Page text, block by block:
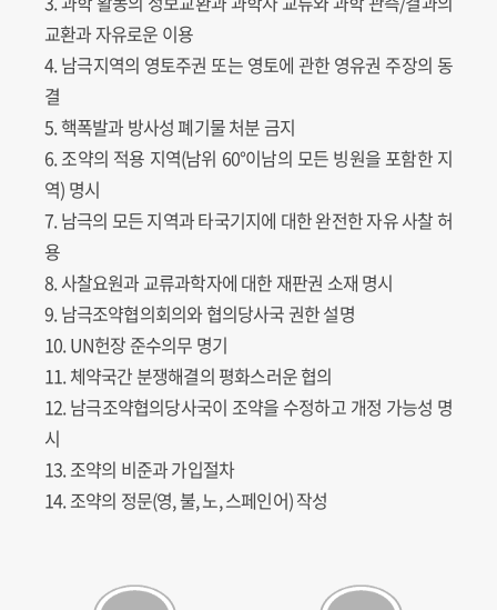
교환과 자유로운 이용
4. 남극지역의 영토주권 또는 영토에 관한 영유권 주장의 동
결
5. 핵폭발과 방사성 폐기물 처분 금지
6. 조약의 적용 지역(남위 60°이남의 모든 빙원을 포함한 지
역) 명시
7. 남극의 모든 지역과 타국기지에 대한 완전한 자유 사찰 허
용
8. 사찰요원과 교류과학자에 대한 재판권 소재 명시
9. 남극조약협의회의와 협의당사국 권한 설명
10. UN헌장 준수의무 명기
11. 체약국간 분쟁해결의 평화스러운 협의
12. 남극조약협의당사국이 조약을 수정하고 개정 가능성 명
시
13. 조약의 비준과 가입절차
14. 조약의 정문(영, 불, 노, 스페인어) 작성